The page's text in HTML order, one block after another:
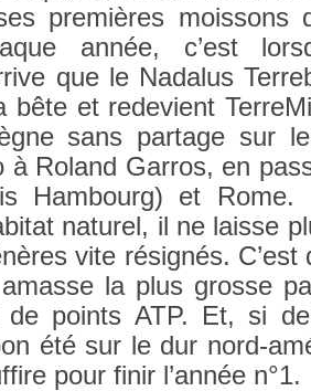
premières mois­sons
année, c’est
que le Nadalus
bête et re­devient
sans par­tage sur
à Roland Gar­ros, en
Ham­bourg) et Rome.
naturel, il ne lais­se
vite résignés. C’est
la plus gros­se
points ATP. Et, si
été sur le dur nord-
pour finir l’année n°1.